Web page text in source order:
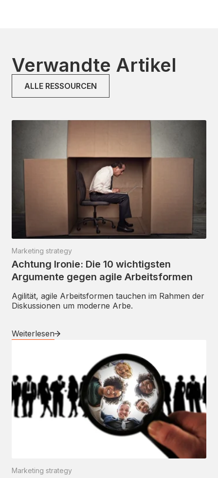
Verwandte Artikel
ALLE RESSOURCEN
Marketing strategy
Achtung Ironie: Die 10 wichtigsten
Argumente gegen agile Arbeitsformen
Agilität, agile Arbeitsformen tauchen im Rahmen der
Diskussionen um moderne Arbe.
Weiterlesen
Marketing strategy